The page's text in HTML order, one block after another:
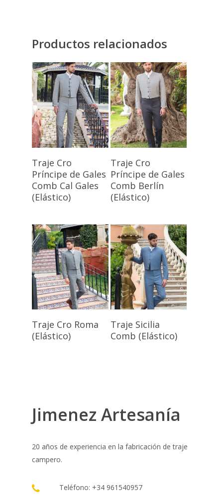
Productos relacionados
Seleccionar
Opciones
Traje Cro
Príncipe de Gales
Comb Cal Gales
(Elástico)
Seleccionar
Opciones
Traje Cro
Príncipe de Gales
Comb Berlín
(Elástico)
Seleccionar
Opciones
Traje Cro Roma
(Elástico)
Seleccionar
Opciones
Traje Sicilia
Comb (Elástico)
Jimenez Artesanía
20 años de experiencia en la fabricación de traje
campero.
Teléfono: +34 961540957